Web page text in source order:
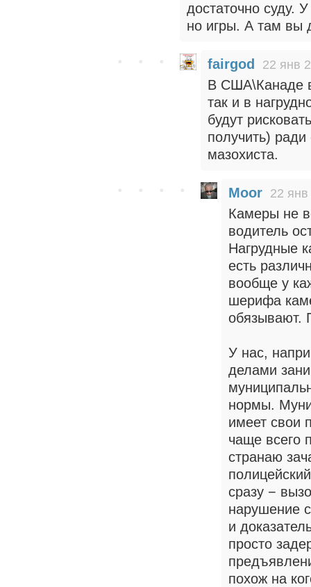
достаточно суду.
но игры. А там вы
fairgod 22 янв
В США\Канаде
так и в
будут
получить) ради
мазохиста.
Moor 22
Камеры не
водитель
Нагрудные
есть
вообще у
шерифа
обязывают.
У нас,
делами
нормы.
имеет свои
чаще всего
странаю
сразу −
нарушение
и
просто
похож на